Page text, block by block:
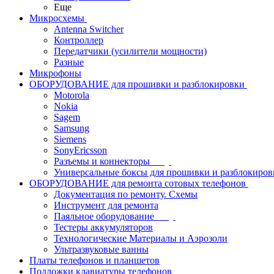
Еще
Микросхемы
Antenna Switcher
Контроллер
Передатчики (усилители мощности)
Разные
Микрофоны
ОБОРУДОВАНИЕ для прошивки и разблокировки
Motorola
Nokia
Sagem
Samsung
Siemens
SonyEricsson
Разъемы и коннекторы
Универсальные боксы для прошивки и
ОБОРУДОВАНИЕ для ремонта сотовых телефонов
Документация по ремонту. Схемы
Инструмент для ремонта
Паяльное оборудование
Тестеры аккумуляторов
Технологические Материалы и Аэрозоли
Ультразвуковые ванны
Платы телефонов и планшетов
Подложки клавиатуры телефонов